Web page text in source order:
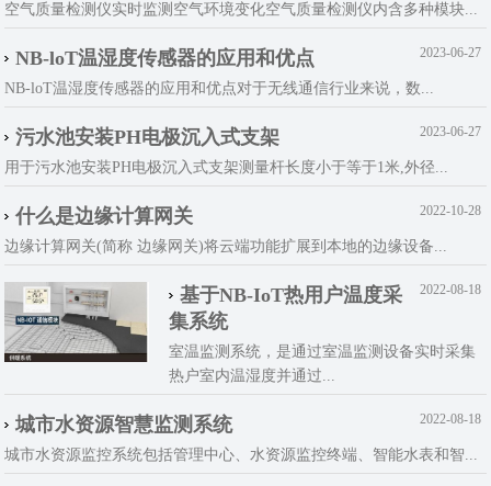
空气质量检测仪实时监测空气环境变化空气质量检测仪内含多种模块...
2023-06-27
NB-loT温湿度传感器的应用和优点
NB-loT温湿度传感器的应用和优点对于无线通信行业来说，数...
2023-06-27
污水池安装PH电极沉入式支架
用于污水池安装PH电极沉入式支架测量杆长度小于等于1米,外径...
2022-10-28
什么是边缘计算网关
边缘计算网关(简称 边缘网关)将云端功能扩展到本地的边缘设备...
2022-08-18
基于NB-IoT热用户温度采
集系统
室温监测系统，是通过室温监测设备实时采集
热户室内温湿度并通过...
2022-08-18
城市水资源智慧监测系统
城市水资源监控系统包括管理中心、水资源监控终端、智能水表和智...